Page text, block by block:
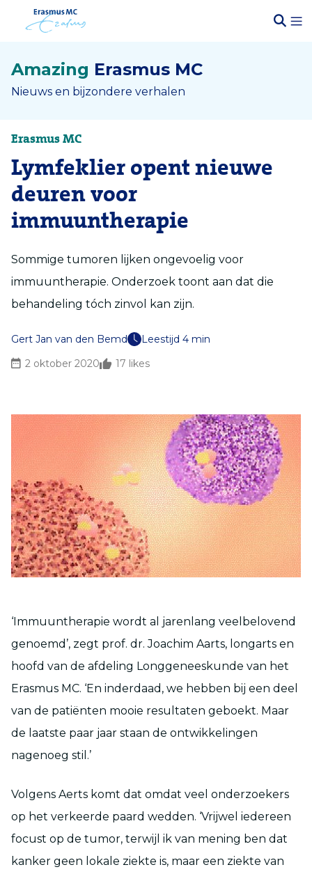
Amazing Erasmus MC
Nieuws en bijzondere verhalen
Erasmus MC
Lymfeklier opent nieuwe
deuren voor
immuuntherapie
Sommige tumoren lijken ongevoelig voor
immuuntherapie. Onderzoek toont aan dat die
behandeling tóch zinvol kan zijn.
Gert Jan van den Bemd
Leestijd 4 min
2 oktober 2020
17 likes
‘Immuuntherapie wordt al jarenlang veelbelovend
genoemd’, zegt prof. dr. Joachim Aarts, longarts en
hoofd van de afdeling Longgeneeskunde van het
Erasmus MC. ‘En inderdaad, we hebben bij een deel
van de patiënten mooie resultaten geboekt. Maar
de laatste paar jaar staan de ontwikkelingen
nagenoeg stil.’
Volgens Aerts komt dat omdat veel onderzoekers
op het verkeerde paard wedden. ‘Vrijwel iedereen
focust op de tumor, terwijl ik van mening ben dat
kanker geen lokale ziekte is, maar een ziekte van